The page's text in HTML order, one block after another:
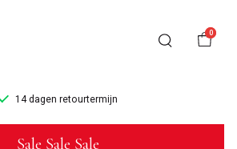
0
14 dagen retourtermijn
Sale Sale Sale